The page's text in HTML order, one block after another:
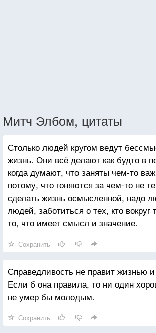
Митч Элбом, цитаты
Столько людей кругом ведут
жизнь. Они всё делают как будто в
когда думают, что заняты чем-то
потому, что гоняются за чем-то не
сделать жизнь осмысленной, надо
людей, заботиться о тех, кто вокруг
то, что имеет смысл и значение.
Сохранить
Справедливость не правит жизнью
Если б она правила, то ни один
не умер бы молодым.
Сохранить